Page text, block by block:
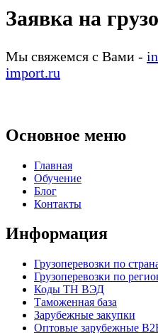
Заявка на
Мы свяжемся с Вами -
import.ru
Основное меню
Главная
Обучение
Блог
Контакты
Информация
Грузоперевозки по
Грузоперевозки по
Коды ТН ВЭД
Таможенная база
Зарубежные закупки
Оптовые зарубежные